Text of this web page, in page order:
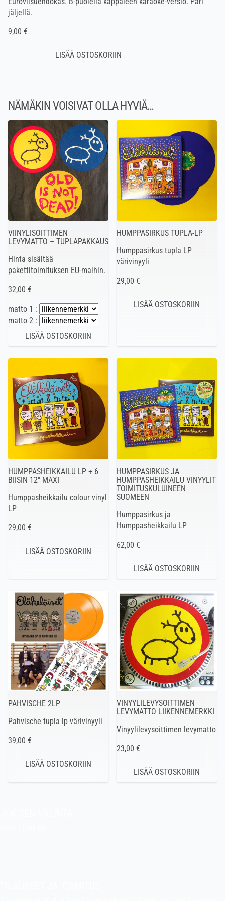
jäljellä.
9,00 €
NÄMÄKIN VOISIVAT OLLA HYVIÄ…
VIINYLISOITTIMEN
LEVYMATTO – TUPLAPAKKAUS
Hinta sisältää
pakettitoimituksen EU-maihin.
32,00 €
matto 1 :
matto 2 :
HUMPPASIRKUS TUPLA-LP
Humppasirkus tupla LP
värivinyyli
29,00 €
HUMPPASHEIKKAILU LP + 6
BIISIN 12″ MAXI
Humppasheikkailu colour vinyl
LP
29,00 €
HUMPPASIRKUS JA
HUMPPASHEIKKAILU VINYYLIT
TOIMITUSKULUINEEN
SUOMEEN
Humppasirkus ja
Humppasheikkailu LP
62,00 €
PAHVISCHE 2LP
Pahvische tupla lp värivinyyli
39,00 €
VINYYLILEVYSOITTIMEN
LEVYMATTO LIIKENNEMERKKI
Vinyylilevysoittimen levymatto
23,00 €